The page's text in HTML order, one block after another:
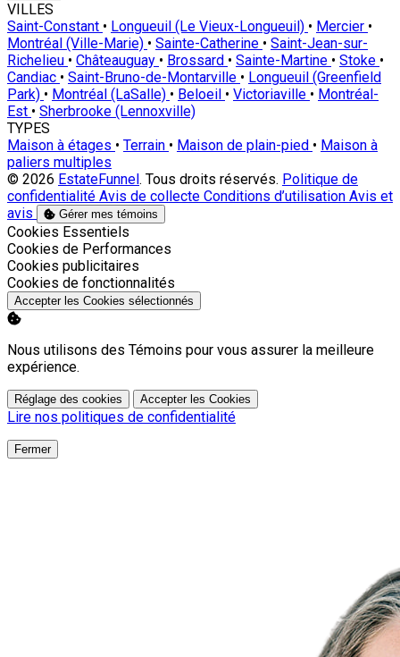
VILLES
Saint-Constant • Longueuil (Le Vieux-Longueuil) • Mercier •
Montréal (Ville-Marie) • Sainte-Catherine • Saint-Jean-sur-
Richelieu • Châteauguay • Brossard • Sainte-Martine • Stoke •
Candiac • Saint-Bruno-de-Montarville • Longueuil (Greenfield
Park) • Montréal (LaSalle) • Beloeil • Victoriaville • Montréal-
Est • Sherbrooke (Lennoxville)
TYPES
Maison à étages • Terrain • Maison de plain-pied • Maison à
paliers multiples
© 2026 EstateFunnel . Tous droits réservés. Politique de
confidentialité Avis de collecte Conditions d’utilisation Avis et
avis
Gérer mes témoins
Activer
Cookies Essentiels
Activer
Cookies de Performances
Activer
Cookies publicitaires
Activer
Cookies de fonctionnalités
Accepter les Cookies sélectionnés
Nous utilisons des Témoins pour vous assurer la meilleure
expérience.
Réglage des cookies Accepter les Cookies
Lire nos politiques de confidentialité
Fermer